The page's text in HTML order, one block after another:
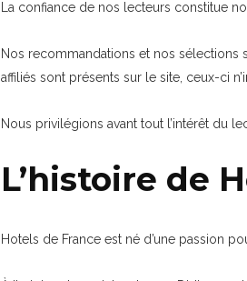
La confiance de nos lecteurs constitue
Nos recommandations et nos sélections
affiliés sont présents sur le site, ceux-ci
Nous privilégions avant tout l’intérêt du
L’histoire de
Hotels de France est né d’une passion